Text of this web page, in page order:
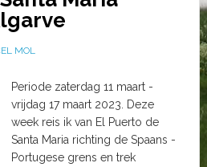
MOL
Periode zaterdag 11 maart -
vrijdag 17 maart 2023. Deze
week reis ik van El Puerto de
Santa Maria richting de Spaans -
Portugese grens en trek